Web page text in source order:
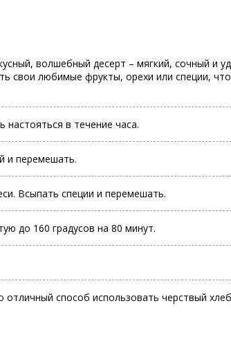
волшебный десерт – мягкий, сочный и
свои любимые фрукты, орехи или специи,
в течение часа.
и перемешать.
Всыпать специи и перемешать.
до 160 градусов на 80 минут.
способ использовать черствый